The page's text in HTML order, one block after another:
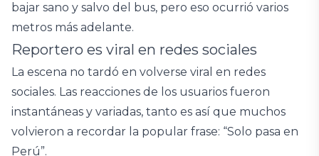
bajar sano y salvo del bus, pero eso ocurrió varios
metros más adelante.
Reportero es viral en redes sociales
La escena no tardó en volverse viral en redes
sociales. Las reacciones de los usuarios fueron
instantáneas y variadas, tanto es así que muchos
volvieron a recordar la popular frase: “Solo pasa en
Perú”.